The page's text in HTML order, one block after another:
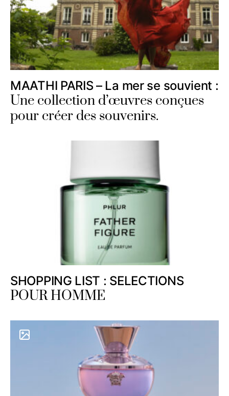
MAATHI PARIS – La mer se souvient :
Une collection d’œuvres conçues
pour créer des souvenirs.
SHOPPING LIST : SELECTIONS
POUR HOMME